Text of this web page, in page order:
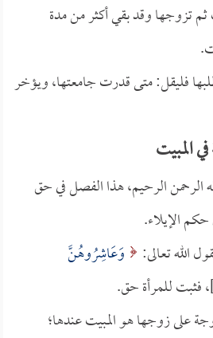
تزوجها وقد بقي أكثر من مدة
فليقل: متى قدرت جامعتها، ويؤخر
المبيت
الرحيم، هذا الفصل في حق
حكم الإيلاء.
الله تعالى:
وَعَاشِرُوهُنَّ
على زوجها هو المبيت عندها؛